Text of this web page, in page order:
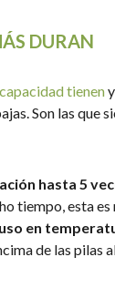
DURAN
tienen
Son las que
hasta 5
tiempo, esta es
en
de las